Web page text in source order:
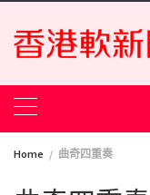
Skip
content
Home 曲奇四重奏